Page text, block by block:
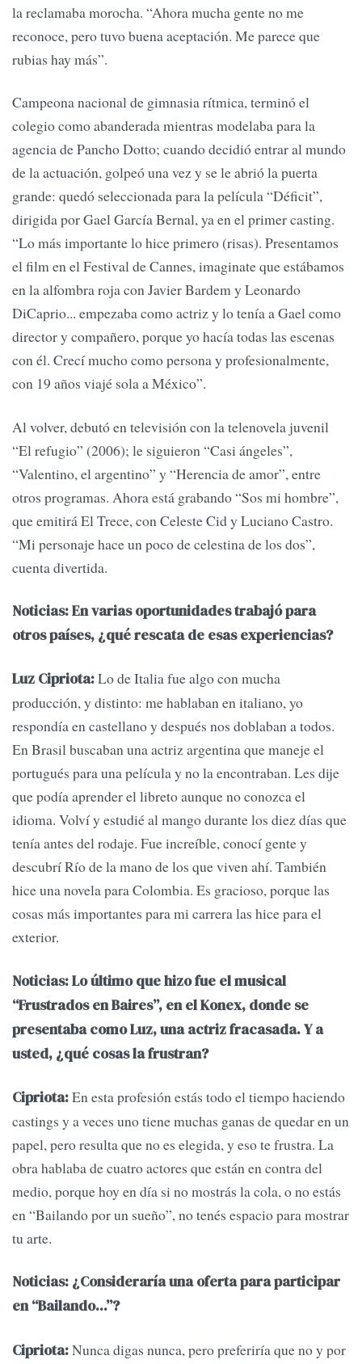
la reclamaba morocha. “Ahora mucha gente no me
reconoce, pero tuvo buena aceptación. Me parece que
rubias hay más”.
Campeona nacional de gimnasia rítmica, terminó el
colegio como abanderada mientras modelaba para la
agencia de Pancho Dotto; cuando decidió entrar al mundo
de la actuación, golpeó una vez y se le abrió la puerta
grande: quedó seleccionada para la película “Déficit”,
dirigida por Gael García Bernal, ya en el primer casting.
“Lo más importante lo hice primero (risas). Presentamos
el film en el Festival de Cannes, imaginate que estábamos
en la alfombra roja con Javier Bardem y Leonardo
DiCaprio... empezaba como actriz y lo tenía a Gael como
director y compañero, porque yo hacía todas las escenas
con él. Crecí mucho como persona y profesionalmente,
con 19 años viajé sola a México”.
Al volver, debutó en televisión con la telenovela juvenil
“El refugio” (2006); le siguieron “Casi ángeles”,
“Valentino, el argentino” y “Herencia de amor”, entre
otros programas. Ahora está grabando “Sos mi hombre”,
que emitirá El Trece, con Celeste Cid y Luciano Castro.
“Mi personaje hace un poco de celestina de los dos”,
cuenta divertida.
Noticias: En varias oportunidades trabajó para
otros países, ¿qué rescata de esas experiencias?
Luz Cipriota:Lo de Italia fue algo con mucha
producción, y distinto: me hablaban en italiano, yo
respondía en castellano y después nos doblaban a todos.
En Brasil buscaban una actriz argentina que maneje el
portugués para una película y no la encontraban. Les dije
que podía aprender el libreto aunque no conozca el
idioma. Volví y estudié al mango durante los diez días que
tenía antes del rodaje. Fue increíble, conocí gente y
descubrí Río de la mano de los que viven ahí. También
hice una novela para Colombia. Es gracioso, porque las
cosas más importantes para mi carrera las hice para el
exterior.
Noticias: Lo último que hizo fue el musical
“Frustrados en Baires”, en el Konex, donde se
presentaba como Luz, una actriz fracasada. Y a
usted, ¿qué cosas la frustran?
Cipriota:En esta profesión estás todo el tiempo haciendo
castings y a veces uno tiene muchas ganas de quedar en un
papel, pero resulta que no es elegida, y eso te frustra. La
obra hablaba de cuatro actores que están en contra del
medio, porque hoy en día si no mostrás la cola, o no estás
en “Bailando por un sueño”, no tenés espacio para mostrar
tu arte.
Noticias: ¿Consideraría una oferta para participar
en “Bailando...”?
Cipriota:Nunca digas nunca, pero preferiría que no y por